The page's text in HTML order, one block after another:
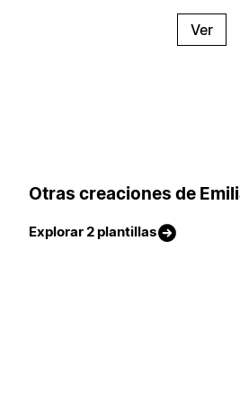
Ver
Otras creaciones de
Explorar 2 plantillas